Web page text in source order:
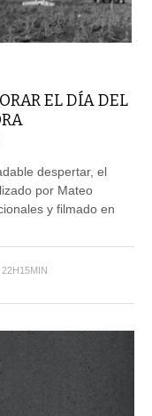
EL DÍA DEL
despertar, el
por Mateo
y filmado en